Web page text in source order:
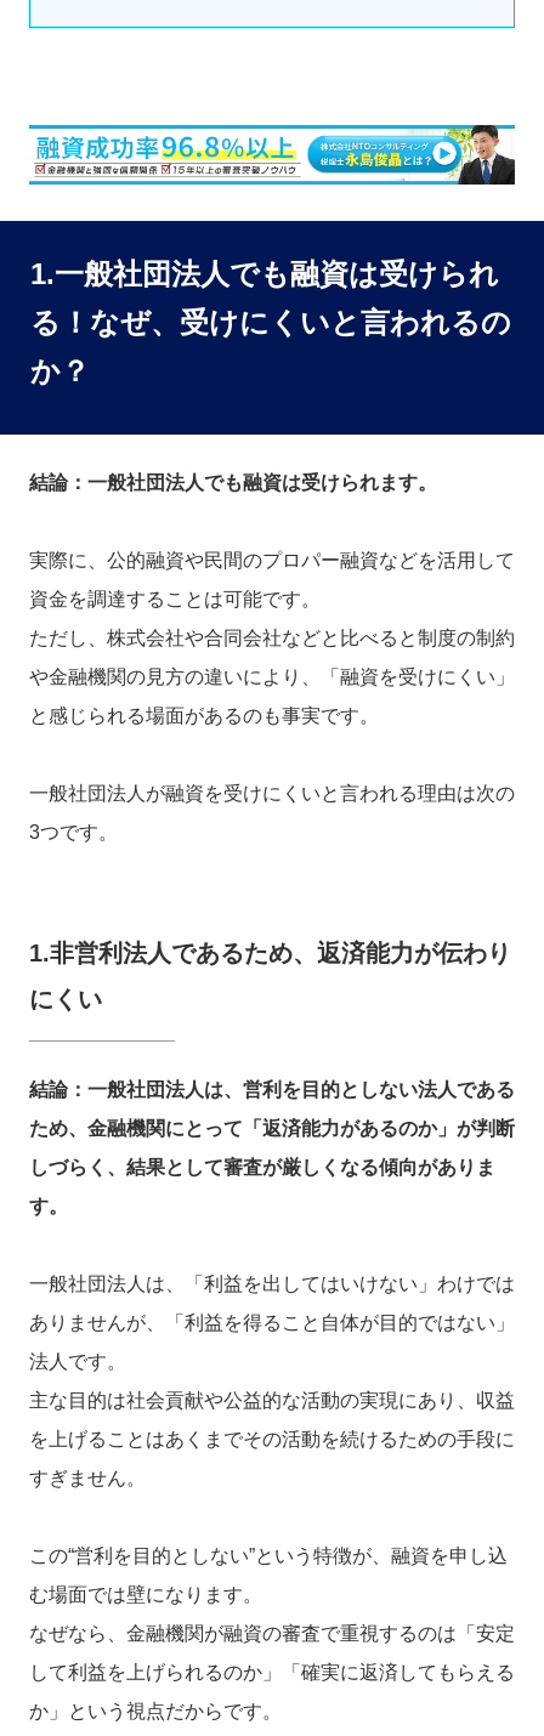
1.一般社団法人でも融資は受けられ
る！なぜ、受けにくいと言われるの
か？
結論：一般社団法人でも融資は受けられます。
実際に、公的融資や民間のプロパー融資などを活用して
資金を調達することは可能です。
ただし、株式会社や合同会社などと比べると制度の制約
や金融機関の見方の違いにより、「融資を受けにくい」
と感じられる場面があるのも事実です。
一般社団法人が融資を受けにくいと言われる理由は次の
3つです。
1.非営利法人であるため、返済能力が伝わり
にくい
結論：一般社団法人は、営利を目的としない法人である
ため、金融機関にとって「返済能力があるのか」が判断
しづらく、結果として審査が厳しくなる傾向がありま
す。
一般社団法人は、「利益を出してはいけない」わけでは
ありませんが、「利益を得ること自体が目的ではない」
法人です。
主な目的は社会貢献や公益的な活動の実現にあり、収益
を上げることはあくまでその活動を続けるための手段に
すぎません。
この“営利を目的としない”という特徴が、融資を申し込
む場面では壁になります。
なぜなら、金融機関が融資の審査で重視するのは「安定
して利益を上げられるのか」「確実に返済してもらえる
か」という視点だからです。